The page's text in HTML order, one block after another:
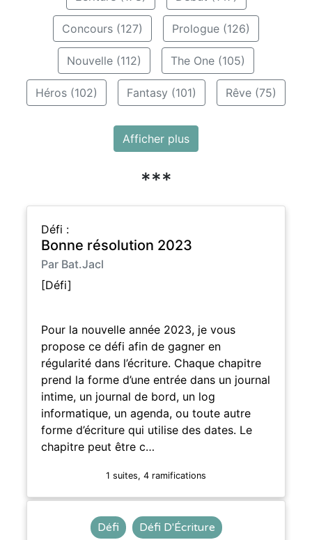
Concours (127) Prologue (126)
Nouvelle (112) The One (105)
Héros (102) Fantasy (101) Rêve (75)
Afficher plus
***
Défi :
Bonne résolution 2023
Par Bat.Jacl
[Défi]
Pour la nouvelle année 2023, je vous
propose ce défi afin de gagner en
régularité dans l’écriture. Chaque chapitre
prend la forme d’une entrée dans un journal
intime, un journal de bord, un log
informatique, un agenda, ou toute autre
forme d’écriture qui utilise des dates. Le
chapitre peut être c…
1 suites, 4 ramifications
Défi Défi D'Écriture